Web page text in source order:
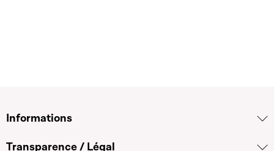
Informations
Transparence / Légal